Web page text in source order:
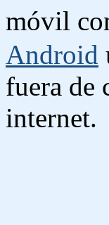
móvil
Android
fuera de
internet.